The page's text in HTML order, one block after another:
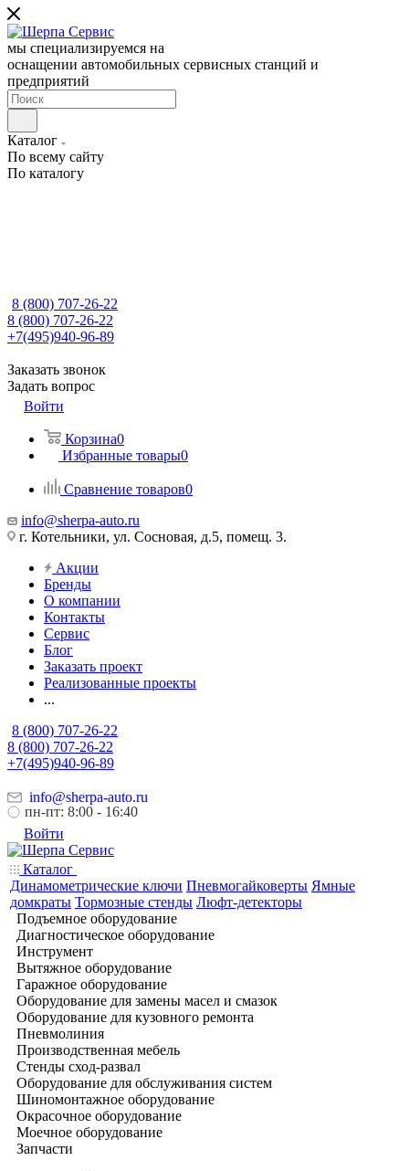
мы специализируемся на
оснащении автомобильных сервисных станций и
предприятий
Каталог
По всему сайту
По каталогу
8 (800) 707-26-22
8 (800) 707-26-22
+7(495)940-96-89
Заказать звонок
Задать вопрос
Войти
Корзина0
Избранные товары0
Сравнение товаров0
info@sherpa-auto.ru
г. Котельники, ул. Сосновая, д.5, помещ. 3.
Акции
Бренды
О компании
Контакты
Сервис
Блог
Заказать проект
Реализованные проекты
...
8 (800) 707-26-22
8 (800) 707-26-22
+7(495)940-96-89
info@sherpa-auto.ru
пн-пт: 8:00 - 16:40
Войти
Каталог
Динамометрические ключи Пневмогайковерты Ямные
домкраты Тормозные стенды Люфт-детекторы
Подъемное оборудование
Диагностическое оборудование
Инструмент
Вытяжное оборудование
Гаражное оборудование
Оборудование для замены масел и смазок
Оборудование для кузовного ремонта
Пневмолиния
Производственная мебель
Стенды сход-развал
Оборудование для обслуживания систем
Шиномонтажное оборудование
Окрасочное оборудование
Моечное оборудование
Запчасти